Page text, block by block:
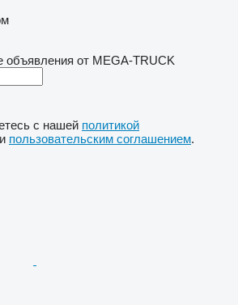
объявления от MEGA-TRUCK
с нашей политикой
и пользовательским соглашением.